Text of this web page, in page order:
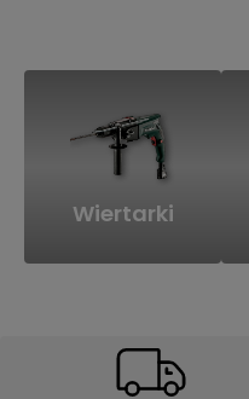
Wiertarki